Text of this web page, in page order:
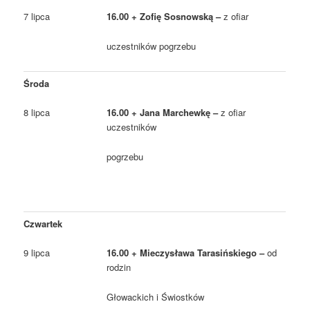
7 lipca 16.00 + Zofię Sosnowską –z ofiar
uczestników pogrzebu
Środa
8 lipca 16.00 + Jana Marchewkę –z ofiar
uczestników
pogrzebu
Czwartek
9 lipca 16.00 + Mieczysława Tarasińskiego –od
rodzin
Głowackich i Świostków